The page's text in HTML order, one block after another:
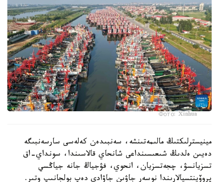
Фото: Xinhua
مينيسترلىكتىڭ مالىمەتىنشە، سەنبىدەن كەلەسى سارسەنبىگە
دەيىن ەلدىڭ شىعىسىنداعى شانحاي قالاسىندا، سونداي-اق
تسزيانسۋ، چجەتسزيان، انحوي، فۋجياڭ جانە جياڭسي
پروۆينتسيالارىندا نوسەر جاۋىن جاۋادى دەپ بولجانىپ وتىر.